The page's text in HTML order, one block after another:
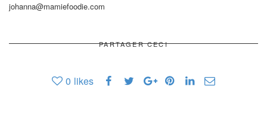
johanna@mamiefoodie.com
PARTAGER CECI
0 likes